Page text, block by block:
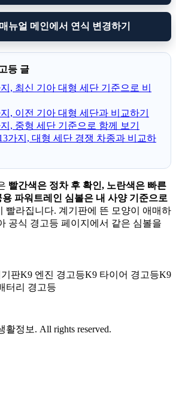
뉴얼 메인에서 연식 변경하기
등 글
, 최신 기아 대형 세단 기준으로 비
, 이전 기아 대형 세단과 비교하기
, 중형 세단 기준으로 함께 보기
가지, 대형 세단 경쟁 차종과 비교하
빨간색은 정차 후 확인, 노란색은 빠른
파워트레인 심볼은 내 사양 기준으로
빨라집니다. 계기판에 뜬 모양이 애매하
공식 경고등 페이지에서 같은 심볼을
판K9 엔진 경고등K9 타이어 경고등K9
터리 경고등
정보. All rights reserved.